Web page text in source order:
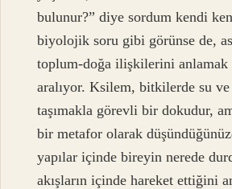
bulunur?” diye sordum kendi
biyolojik soru gibi görünse de,
toplum-doğa ilişkilerini anlamak
aralıyor. Ksilem, bitkilerde su
taşımakla görevli bir dokudur,
bir metafor olarak
yapılar içinde bireyin nerede
akışların içinde hareket ettiğini